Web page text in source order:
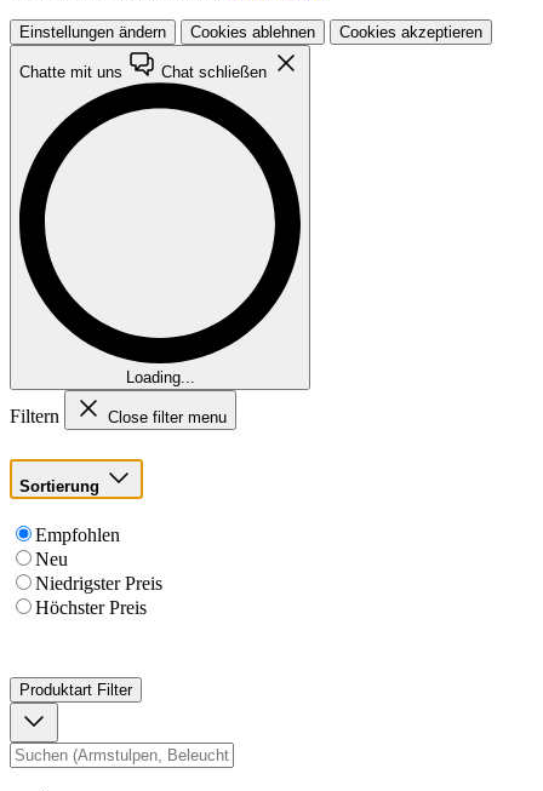
Einstellungen ändern Cookies ablehnen Cookies akzeptieren
Chatte mit uns Chat schließen
Loading...
Filtern Close filter menu
Sortierung
Empfohlen
Neu
Niedrigster Preis
Höchster Preis
Produktart Filter